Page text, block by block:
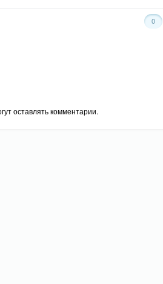
0
оставлять комментарии.